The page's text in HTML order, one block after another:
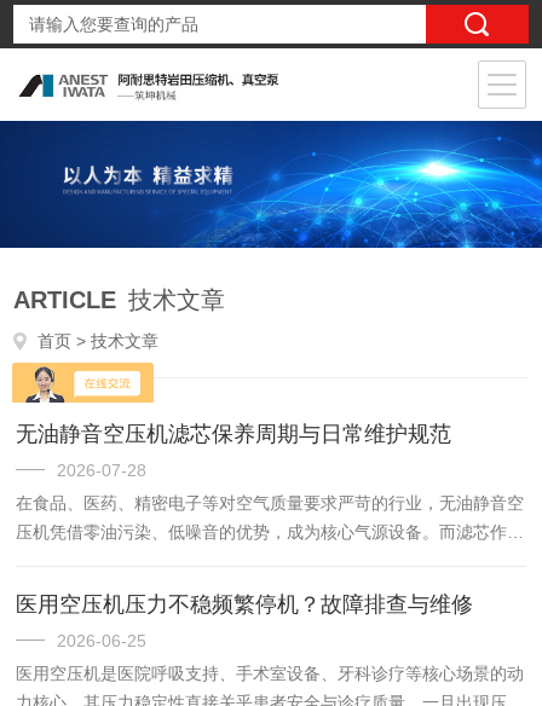
ARTICLE 技术文章
首页 > 技术文章
无油静音空压机滤芯保养周期与日常维护规范
2026-07-28
在食品、医药、精密电子等对空气质量要求严苛的行业，无油静音空
压机凭借零油污染、低噪音的优势，成为核心气源设备。而滤芯作为
寿命。规范的保养周期与日常维护，是保障设备稳定运行、降低运...
医用空压机压力不稳频繁停机？故障排查与维修
2026-06-25
医用空压机是医院呼吸支持、手术室设备、牙科诊疗等核心场景的动